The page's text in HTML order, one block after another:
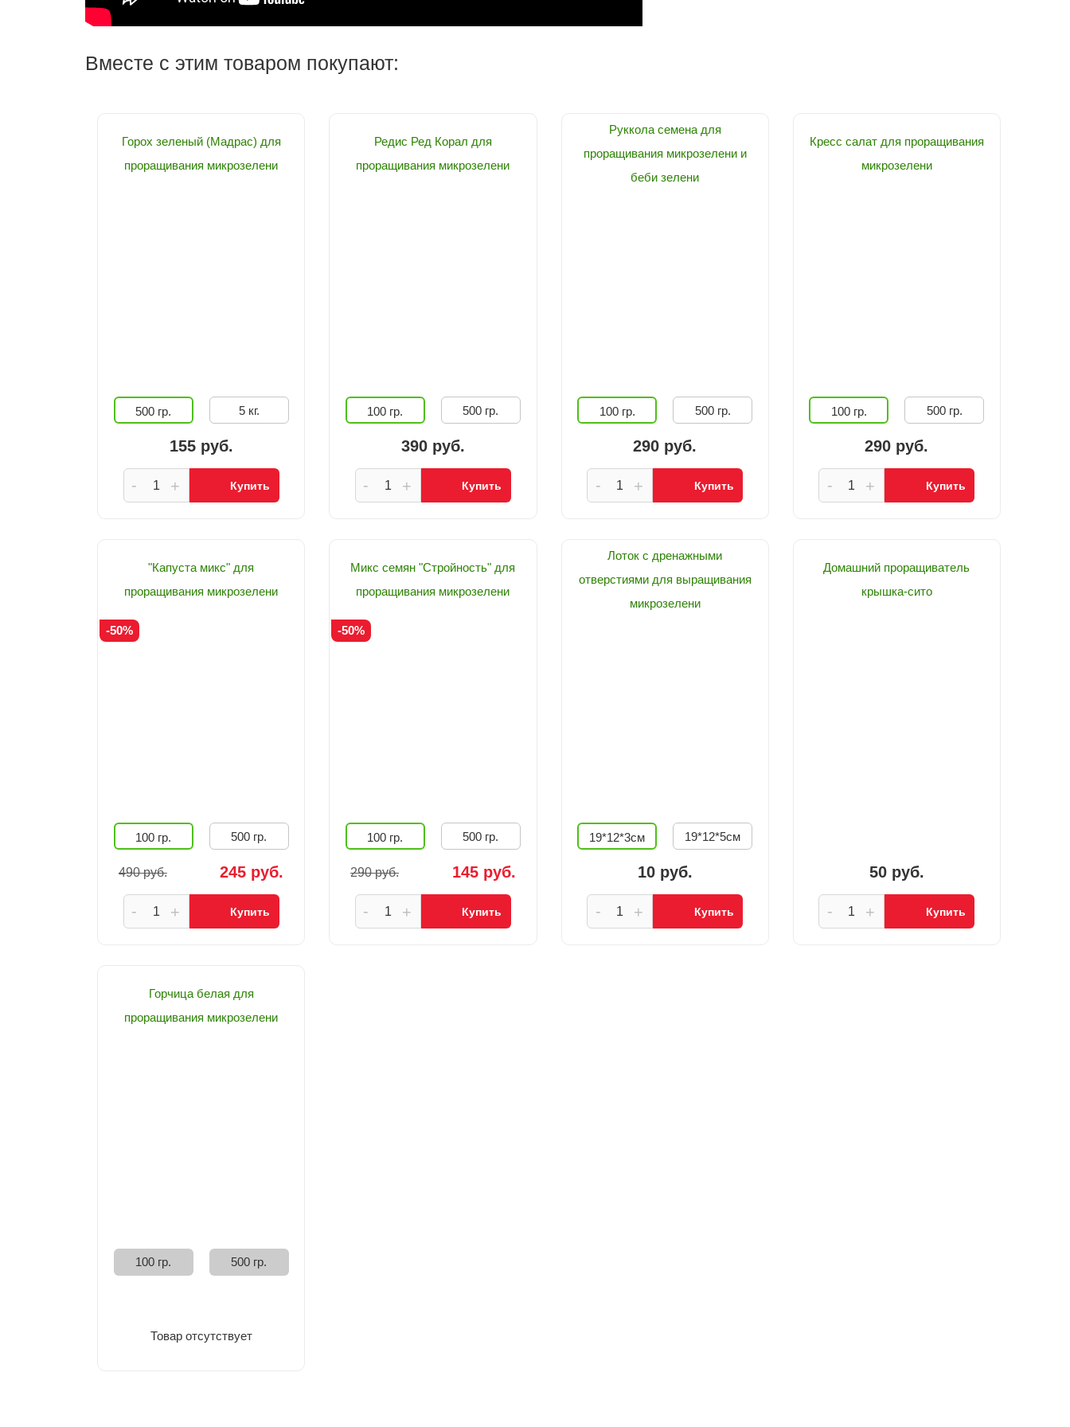
Вместе с этим товаром покупают:
Горох зеленый (Мадрас) для
проращивания микрозелени
500 гр. 5 кг.
155 руб.
+
- Купить
Редис Ред Корал для
проращивания микрозелени
100 гр. 500 гр.
390 руб.
+
- Купить
Руккола семена для
проращивания микрозелени и
беби зелени
100 гр. 500 гр.
290 руб.
+
- Купить
Кресс салат для проращивания
микрозелени
100 гр. 500 гр.
290 руб.
+
- Купить
"Капуста микс" для
проращивания микрозелени
-50%
100 гр. 500 гр.
490 руб. 245 руб.
+
- Купить
Микс семян "Стройность" для
проращивания микрозелени
-50%
100 гр. 500 гр.
290 руб. 145 руб.
+
- Купить
Лоток с дренажными
отверстиями для выращивания
микрозелени
19*12*3см 19*12*5см
10 руб.
+
- Купить
Домашний проращиватель
крышка-сито
50 руб.
+
- Купить
Горчица белая для
проращивания микрозелени
100 гр. 500 гр.
Товар отсутствует